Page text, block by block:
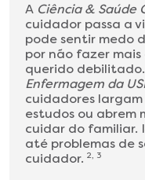
A Ciência & Saúde
cuidador passa a
pode sentir medo
por não fazer
querido
Enfermagem da
cuidadores
estudos ou abrem
cuidar do familiar.
até problemas de
cuidador. 2, 3